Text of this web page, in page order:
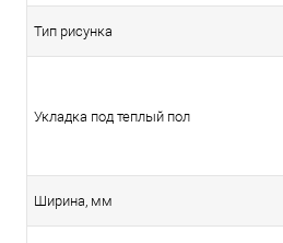
Тип рисунка
Укладка под теплый пол
Ширина, мм